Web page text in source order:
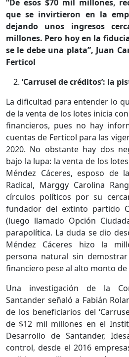
“De esos $70 mil millones,
que se invirtieron en la
dejando unos ingresos
millones. Pero hoy en la
se le debe una plata”, Juan
Ferticol
‘Carrusel de créditos’: la
La dificultad para entender lo
de la venta de los lotes inicia
financieros, pues no hay
cuentas de Ferticol para las
2020. No obstante hay dos
bajo la lupa: la venta de los
Méndez Cáceres, esposo de
Radical, Marggy Carolina
círculos políticos por su
fundador del extinto partido
(luego llamado Opción
parapolítica. La duda se dio
Méndez Cáceres hizo la
persona natural sin
financiero pese al alto monto
Una investigación de la
Santander señaló a Fabián
de los beneficiarios del
de $12 mil millones en el
Desarrollo de Santander,
control, desde el 2016